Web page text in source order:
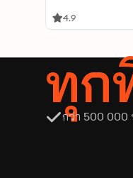
4.9
ทุก
กว่า 500 000